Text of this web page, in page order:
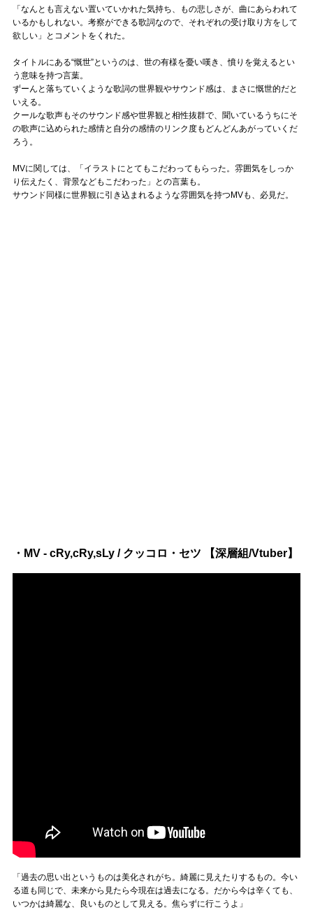
「なんとも言えない置いていかれた気持ち、もの悲しさが、曲にあらわれて
いるかもしれない。考察ができる歌詞なので、それぞれの受け取り方をして
欲しい」とコメントをくれた。
タイトルにある“慨世”というのは、世の有様を憂い嘆き、憤りを覚えるとい
う意味を持つ言葉。
ずーんと落ちていくような歌詞の世界観やサウンド感は、まさに慨世的だと
いえる。
クールな歌声もそのサウンド感や世界観と相性抜群で、聞いているうちにそ
の歌声に込められた感情と自分の感情のリンク度もどんどんあがっていくだ
ろう。
MVに関しては、「イラストにとてもこだわってもらった。雰囲気をしっか
り伝えたく、背景などもこだわった」との言葉も。
サウンド同様に世界観に引き込まれるような雰囲気を持つMVも、必見だ。
・MV - cRy,cRy,sLy / クッコロ・セツ 【深層組/Vtuber】
「過去の思い出というものは美化されがち。綺麗に見えたりするもの。今い
る道も同じで、未来から見たら今現在は過去になる。だから今は辛くても、
いつかは綺麗な、良いものとして見える。焦らずに行こうよ」